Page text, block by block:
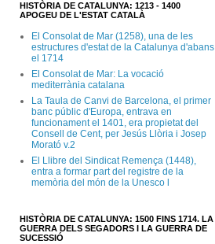
HISTÒRIA DE CATALUNYA: 1213 - 1400
APOGEU DE L'ESTAT CATALÀ
El Consolat de Mar (1258), una de les
estructures d'estat de la Catalunya d'abans
el 1714
El Consolat de Mar: La vocació
mediterrània catalana
La Taula de Canvi de Barcelona, el primer
banc públic d'Europa, entrava en
funcionament el 1401, era propietat del
Consell de Cent, per Jesús Llòria i Josep
Morató v.2
El Llibre del Sindicat Remença (1448),
entra a formar part del registre de la
memòria del món de la Unesco l
HISTÒRIA DE CATALUNYA: 1500 FINS 1714. LA
GUERRA DELS SEGADORS I LA GUERRA DE
SUCESSIÓ